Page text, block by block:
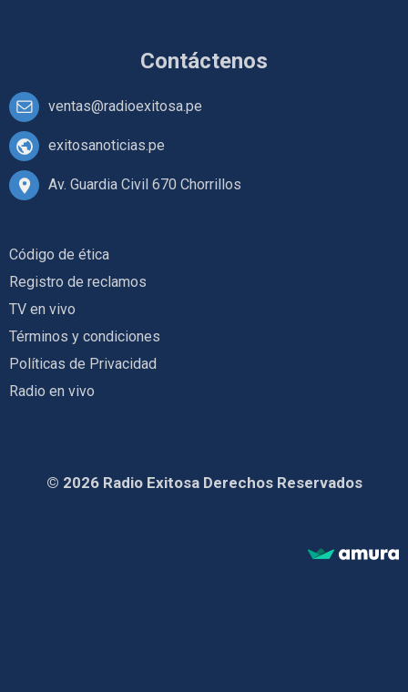
Contáctenos
ventas@radioexitosa.pe
exitosanoticias.pe
Av. Guardia Civil 670 Chorrillos
Código de ética
Registro de reclamos
TV en vivo
Términos y condiciones
Políticas de Privacidad
Radio en vivo
© 2026 Radio Exitosa Derechos Reservados